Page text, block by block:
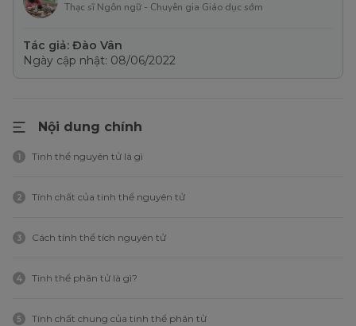
Thạc sĩ Ngôn ngữ - Chuyên gia Giáo dục sớm
Tác giả: Đào Vân
Ngày cập nhật: 08/06/2022
Nội dung chính
1 Tinh thể nguyên tử là gì
2 Tính chất của tinh thể nguyên tử
3 Cách tính thể tích nguyên tử
4 Tinh thể phân tử là gì?
5 Tính chất chung của tinh thể phân tử